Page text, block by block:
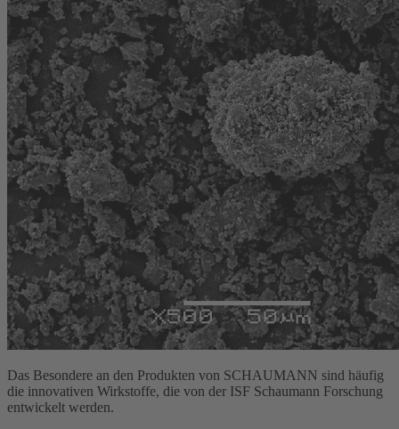
Das Besondere an den Produkten von SCHAUMANN sind häufig
die innovativen Wirkstoffe, die von der ISF Schaumann Forschung
entwickelt werden.